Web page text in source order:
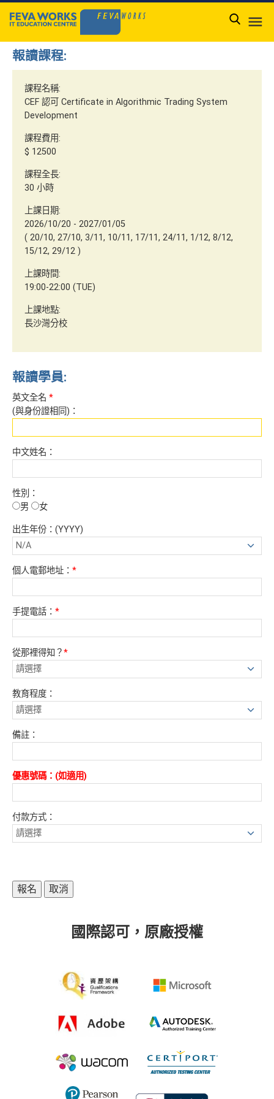

報讀課程:
課程名稱:
CEF 認可 Certificate in Algorithmic Trading System
Development
課程費用:
$ 12500
課程全長:
30 小時
上課日期:
2026/10/20 - 2027/01/05
( 20/10, 27/10, 3/11, 10/11, 17/11, 24/11, 1/12, 8/12,
15/12, 29/12 )
上課時間:
19:00-22:00 (TUE)
上課地點:
長沙灣分校
報讀學員:
英文全名 *
(與身份證相同)：
中文姓名：
性別：
男
女
出生年份：(YYYY)
個人電郵地址： *
手提電話： *
從那裡得知？*
教育程度：
備註：
優惠號碼：(如適用)
付款方式：
國際認可，原廠授權